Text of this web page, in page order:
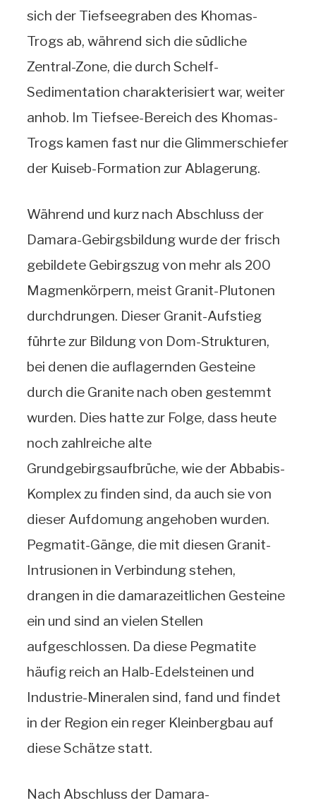
sich der Tiefseegraben des Khomas-
Trogs ab, während sich die südliche
Zentral-Zone, die durch Schelf-
Sedimentation charakterisiert war, weiter
anhob. Im Tiefsee-Bereich des Khomas-
Trogs kamen fast nur die Glimmerschiefer
der Kuiseb-Formation zur Ablagerung.
Während und kurz nach Abschluss der
Damara-Gebirgsbildung wurde der frisch
gebildete Gebirgszug von mehr als 200
Magmenkörpern, meist Granit-Plutonen
durchdrungen. Dieser Granit-Aufstieg
führte zur Bildung von Dom-Strukturen,
bei denen die auflagernden Gesteine
durch die Granite nach oben gestemmt
wurden. Dies hatte zur Folge, dass heute
noch zahlreiche alte
Grundgebirgsaufbrüche, wie der Abbabis-
Komplex zu finden sind, da auch sie von
dieser Aufdomung angehoben wurden.
Pegmatit-Gänge, die mit diesen Granit-
Intrusionen in Verbindung stehen,
drangen in die damarazeitlichen Gesteine
ein und sind an vielen Stellen
aufgeschlossen. Da diese Pegmatite
häufig reich an Halb-Edelsteinen und
Industrie-Mineralen sind, fand und findet
in der Region ein reger Kleinbergbau auf
diese Schätze statt.
Nach Abschluss der Damara-